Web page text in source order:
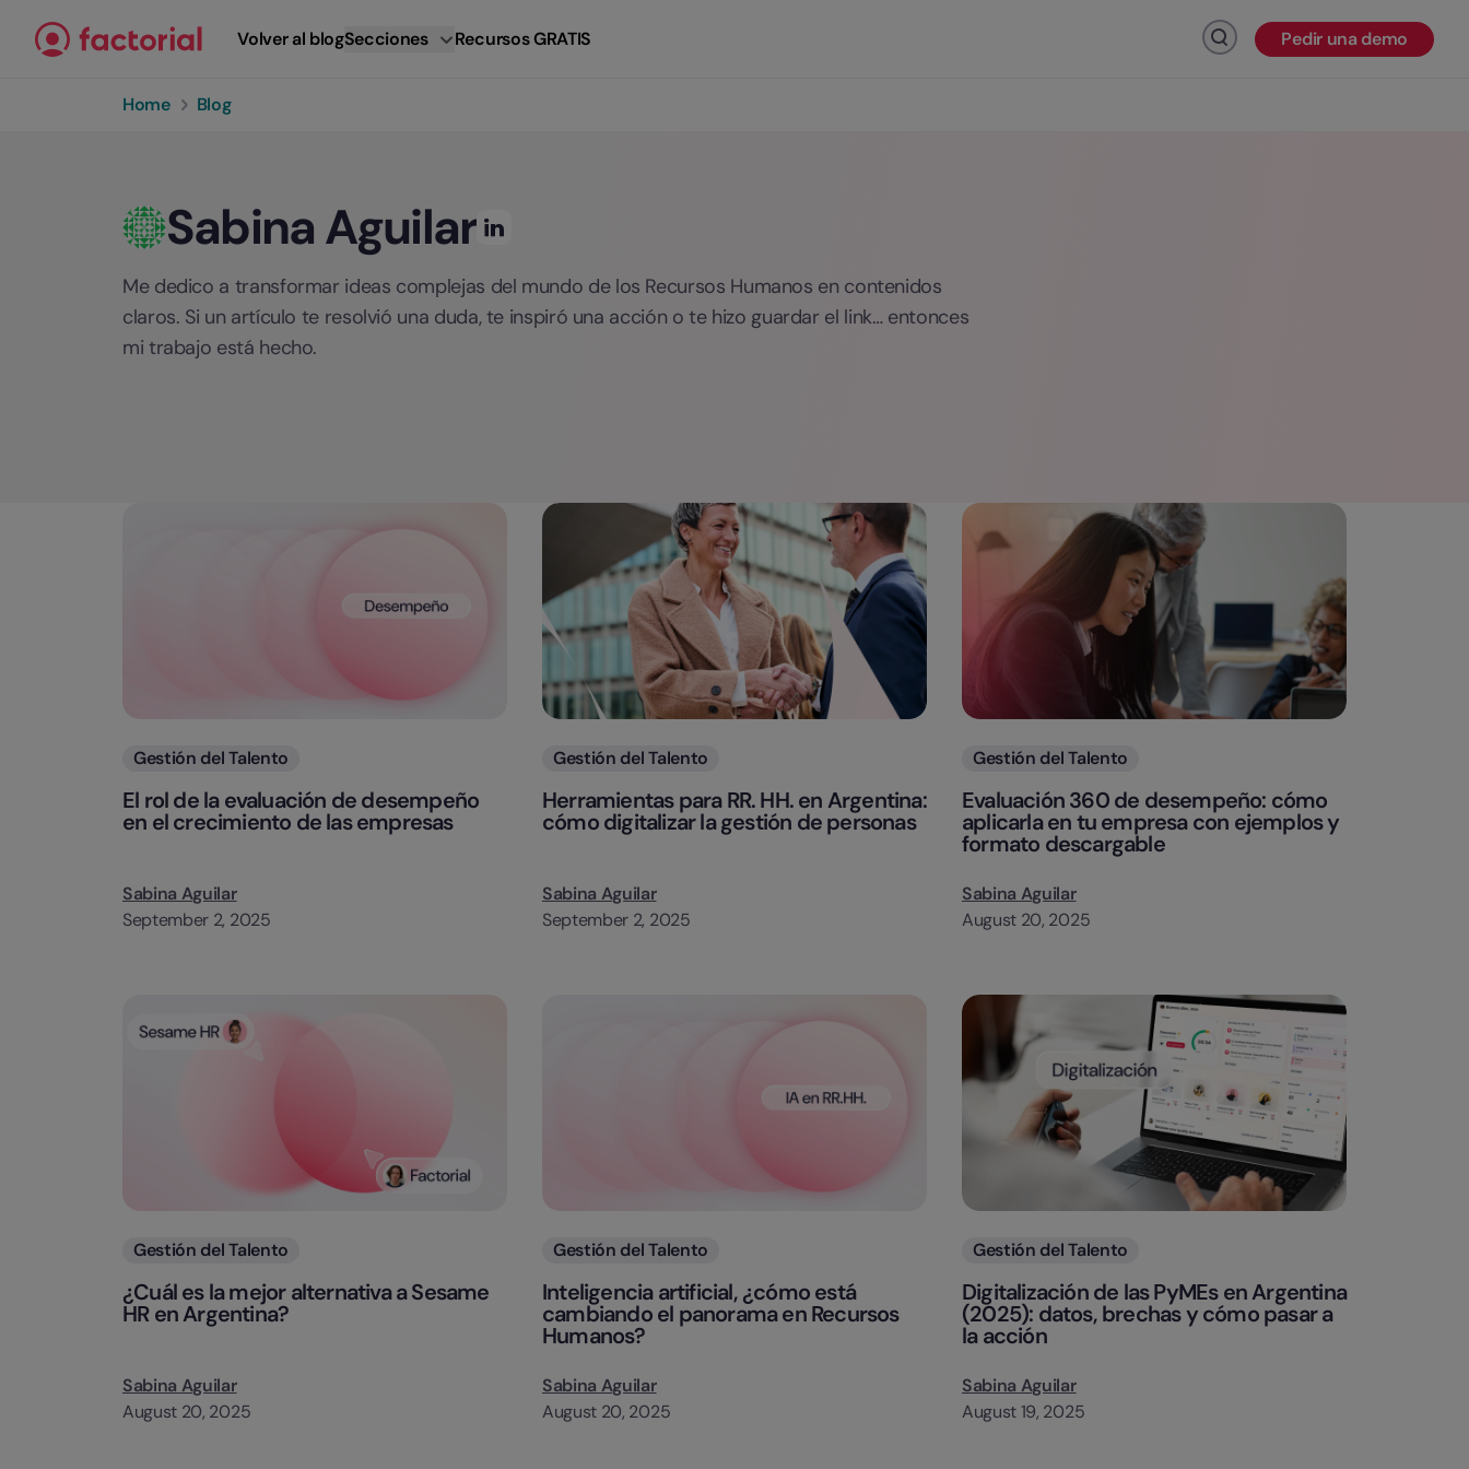
Volver al blogSecciones Recursos GRATIS Haz click para buscar
Pedir una demo
Home Blog
Sabina Aguilar
Me dedico a transformar ideas complejas del mundo de los Recursos Humanos en contenidos
claros. Si un artículo te resolvió una duda, te inspiró una acción o te hizo guardar el link… entonces
mi trabajo está hecho.
Categorias
Gestión del Talento
El rol de la evaluación de desempeño
en el crecimiento de las empresas
Sabina Aguilar
September 2, 2025
Categorias
Gestión del Talento
Herramientas para RR. HH. en Argentina:
cómo digitalizar la gestión de personas
Sabina Aguilar
September 2, 2025
Categorias
Gestión del Talento
Evaluación 360 de desempeño: cómo
aplicarla en tu empresa con ejemplos y
formato descargable
Sabina Aguilar
August 20, 2025
Categorias
Gestión del Talento
¿Cuál es la mejor alternativa a Sesame
HR en Argentina?
Sabina Aguilar
August 20, 2025
Categorias
Gestión del Talento
Inteligencia artificial, ¿cómo está
cambiando el panorama en Recursos
Humanos?
Sabina Aguilar
August 20, 2025
Categorias
Gestión del Talento
Digitalización de las PyMEs en Argentina
(2025): datos, brechas y cómo pasar a
la acción
Sabina Aguilar
August 19, 2025